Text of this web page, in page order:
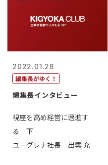
2022.01.28
編集長がゆく！
編集長インタビュー
視座を高め経営に邁進す
る 下
ユーグレナ社長 出雲 充